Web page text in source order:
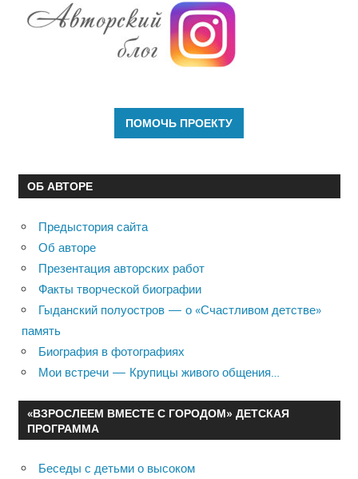
ОБ АВТОРЕ
Предыстория сайта
Об авторе
Презентация авторских работ
Факты творческой биографии
Гыданский полуостров — о «Счастливом детстве»
память
Биография в фотографиях
Мои встречи — Крупицы живого общения…
«ВЗРОСЛЕЕМ ВМЕСТЕ С ГОРОДОМ» ДЕТСКАЯ
ПРОГРАММА
Беседы с детьми о высоком